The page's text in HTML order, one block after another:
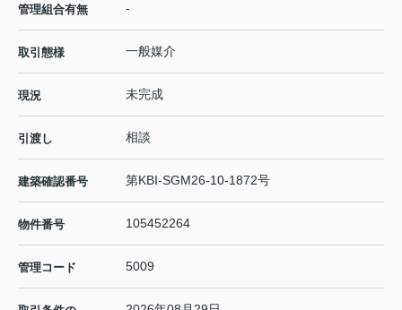
管理組合有無 -
取引態様 一般媒介
現況 未完成
引渡し 相談
建築確認番号 第KBI-SGM26-10-1872号
物件番号 105452264
管理コード 5009